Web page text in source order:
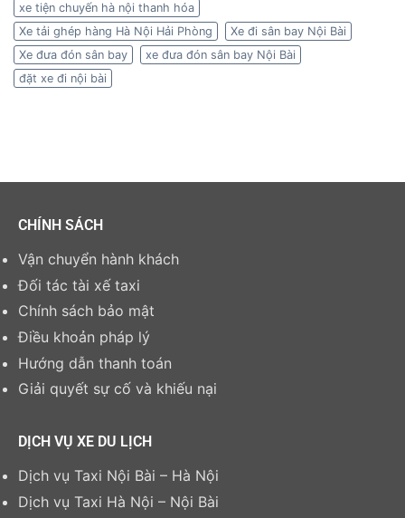
xe tiện chuyến hà nội thanh hóa
Xe tải ghép hàng Hà Nội Hải Phòng
Xe đi sân bay Nội Bài
Xe đưa đón sân bay
xe đưa đón sân bay Nội Bài
đặt xe đi nội bài
CHÍNH SÁCH
Vận chuyển hành khách
Đối tác tài xế taxi
Chính sách bảo mật
Điều khoản pháp lý
Hướng dẫn thanh toán
Giải quyết sự cố và khiếu nại
DỊCH VỤ XE DU LỊCH
Dịch vụ Taxi Nội Bài – Hà Nội
Dịch vụ Taxi Hà Nội – Nội Bài